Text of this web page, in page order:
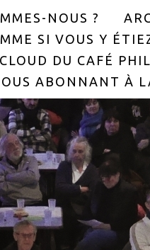
NOUS ?
SI VOUS Y
DU CAFÉ
ABONNANT À